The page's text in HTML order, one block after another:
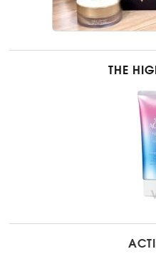
THE